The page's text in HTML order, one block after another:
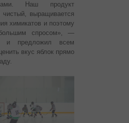
Наш продукт
чистый, выращивается
химикатов и поэтому
большим спросом», —
и предложил всем
вкус яблок прямо